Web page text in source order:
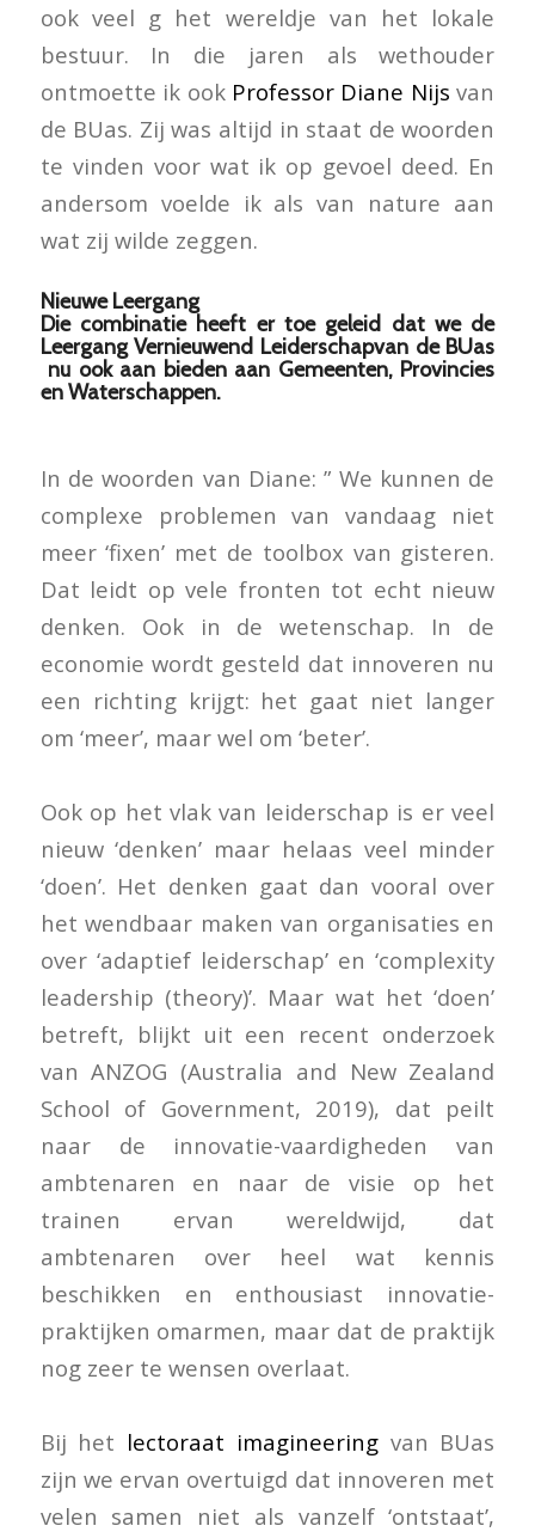
ook veel g het wereldje van het lokale
bestuur. In die jaren als wethouder
ontmoette ik ook Professor Diane Nijs van
de BUas. Zij was altijd in staat de woorden
te vinden voor wat ik op gevoel deed. En
andersom voelde ik als van nature aan
wat zij wilde zeggen.
Nieuwe Leergang
Die combinatie heeft er toe geleid dat we de
Leergang Vernieuwend Leiderschapvan de BUas
nu ook aan bieden aan Gemeenten, Provincies
en Waterschappen.
In de woorden van Diane: ” We kunnen de
complexe problemen van vandaag niet
meer ‘fixen’ met de toolbox van gisteren.
Dat leidt op vele fronten tot echt nieuw
denken. Ook in de wetenschap. In de
economie wordt gesteld dat innoveren nu
een richting krijgt: het gaat niet langer
om ‘meer’, maar wel om ‘beter’.
Ook op het vlak van leiderschap is er veel
nieuw ‘denken’ maar helaas veel minder
‘doen’. Het denken gaat dan vooral over
het wendbaar maken van organisaties en
over ‘adaptief leiderschap’ en ‘complexity
leadership (theory)’. Maar wat het ‘doen’
betreft, blijkt uit een recent onderzoek
van ANZOG (Australia and New Zealand
School of Government, 2019), dat peilt
naar de innovatie-vaardigheden van
ambtenaren en naar de visie op het
trainen ervan wereldwijd, dat
ambtenaren over heel wat kennis
beschikken en enthousiast innovatie-
praktijken omarmen, maar dat de praktijk
nog zeer te wensen overlaat.
Bij het lectoraat imagineeringvan BUas
zijn we ervan overtuigd dat innoveren met
velen samen niet als vanzelf ‘ontstaat’,